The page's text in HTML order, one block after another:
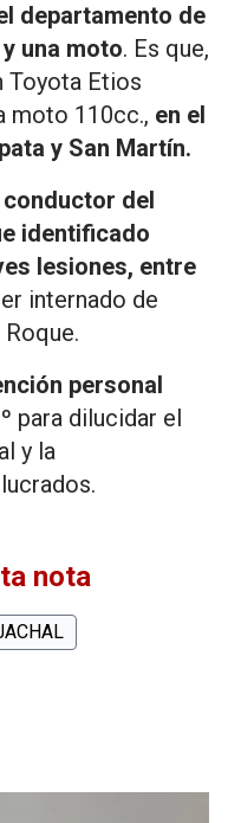
departamento de
una moto. Es que,
Toyota Etios
moto 110cc., en el
y San Martín.
conductor del
identificado
lesiones, entre
internado de
personal
para dilucidar el
y la
nota